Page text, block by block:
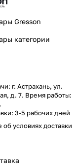
Gresson
категории
г. Астрахань, ул.
д. 7. Время работы:
3-5 рабочих дней
обусловиях доставки